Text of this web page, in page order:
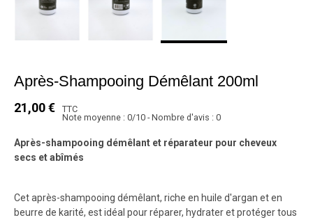
Après-Shampooing Démêlant 200ml
21,00 €
TTC
Note moyenne : 0/10 - Nombre d'avis : 0
Après-shampooing démêlant et réparateur pour cheveux
secs et abîmés
Cet après-shampooing démêlant, riche en huile d'argan et en
beurre de karité, est idéal pour réparer, hydrater et protéger tous